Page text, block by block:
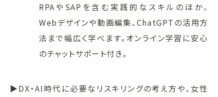
RPAやSAPを含む実践的なスキルのほか、
Webデザインや動画編集、ChatGPTの活用方
法まで幅広く学べます。オンライン学習に安心
のチャットサポート付き。
▶DX・AI時代に必要なリスキリングの考え方や、女性